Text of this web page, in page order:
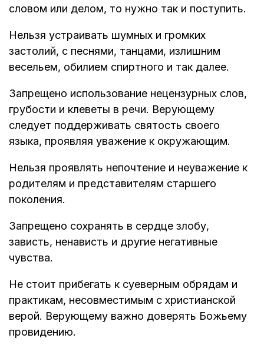
словом или делом, то нужно так и поступить.
Нельзя устраивать шумных и громких
застолий, с песнями, танцами, излишним
весельем, обилием спиртного и так далее.
Запрещено использование нецензурных слов,
грубости и клеветы в речи. Верующему
следует поддерживать святость своего
языка, проявляя уважение к окружающим.
Нельзя проявлять непочтение и неуважение к
родителям и представителям старшего
поколения.
Запрещено сохранять в сердце злобу,
зависть, ненависть и другие негативные
чувства.
Не стоит прибегать к суеверным обрядам и
практикам, несовместимым с христианской
верой. Верующему важно доверять Божьему
провидению.